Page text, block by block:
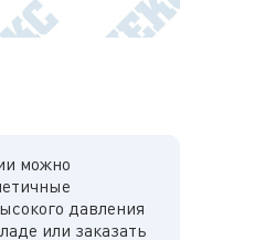
можно
давления
или заказать